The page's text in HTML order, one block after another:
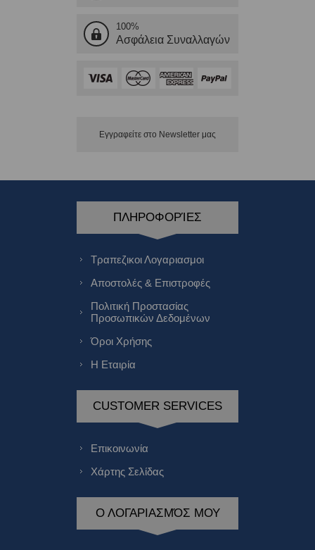
100%
Ασφάλεια Συναλλαγών
Εγγραφείτε στο Νewsletter μας
ΠΛΗΡΟΦΟΡΊΕΣ
Τραπεζικοι Λογαριασμοι
Αποστολές & Επιστροφές
Πολιτική Προστασίας
Προσωπικών Δεδομένων
Όροι Χρήσης
Η Εταιρία
CUSTOMER SERVICES
Επικοινωνία
Χάρτης Σελίδας
Ο ΛΟΓΑΡΙΑΣΜΌΣ ΜΟΥ